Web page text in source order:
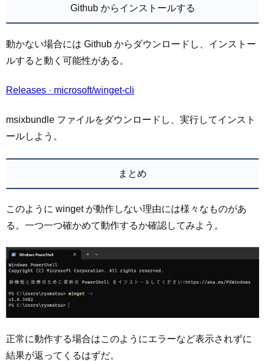
Github からインストールする
動かない場合には Github からダウンロードし、インストー
ルすると動く可能性がある。
Releases · microsoft/winget-cli
msixbundle ファイルをダウンロードし、実行してインスト
ールしよう。
まとめ
このように winget が動作しない理由には様々なものがあ
る。一つ一つ確かめて動作するか確認してみよう。
正常に動作する場合はこのようにエラーなど表示されずに
結果が返ってくるはずだ。